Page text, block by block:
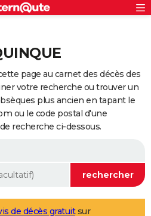
page au carnet des décès des
votre recherche ou trouver un
plus ancien en tapant le
ou le code postal d'une
recherche ci-dessous.
de décès gratuitsur